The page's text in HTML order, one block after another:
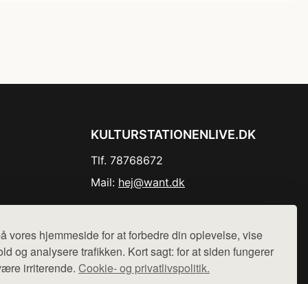
vores hjemmeside for at forbedre din oplevelse, vise
og analysere trafikken. Kort sagt: for at siden fungerer
irriterende. Cookie- og privatlivspolitik.
KULTURSTATIONENLIVE.DK
Tlf. 78768672
Mail: hej@want.dk